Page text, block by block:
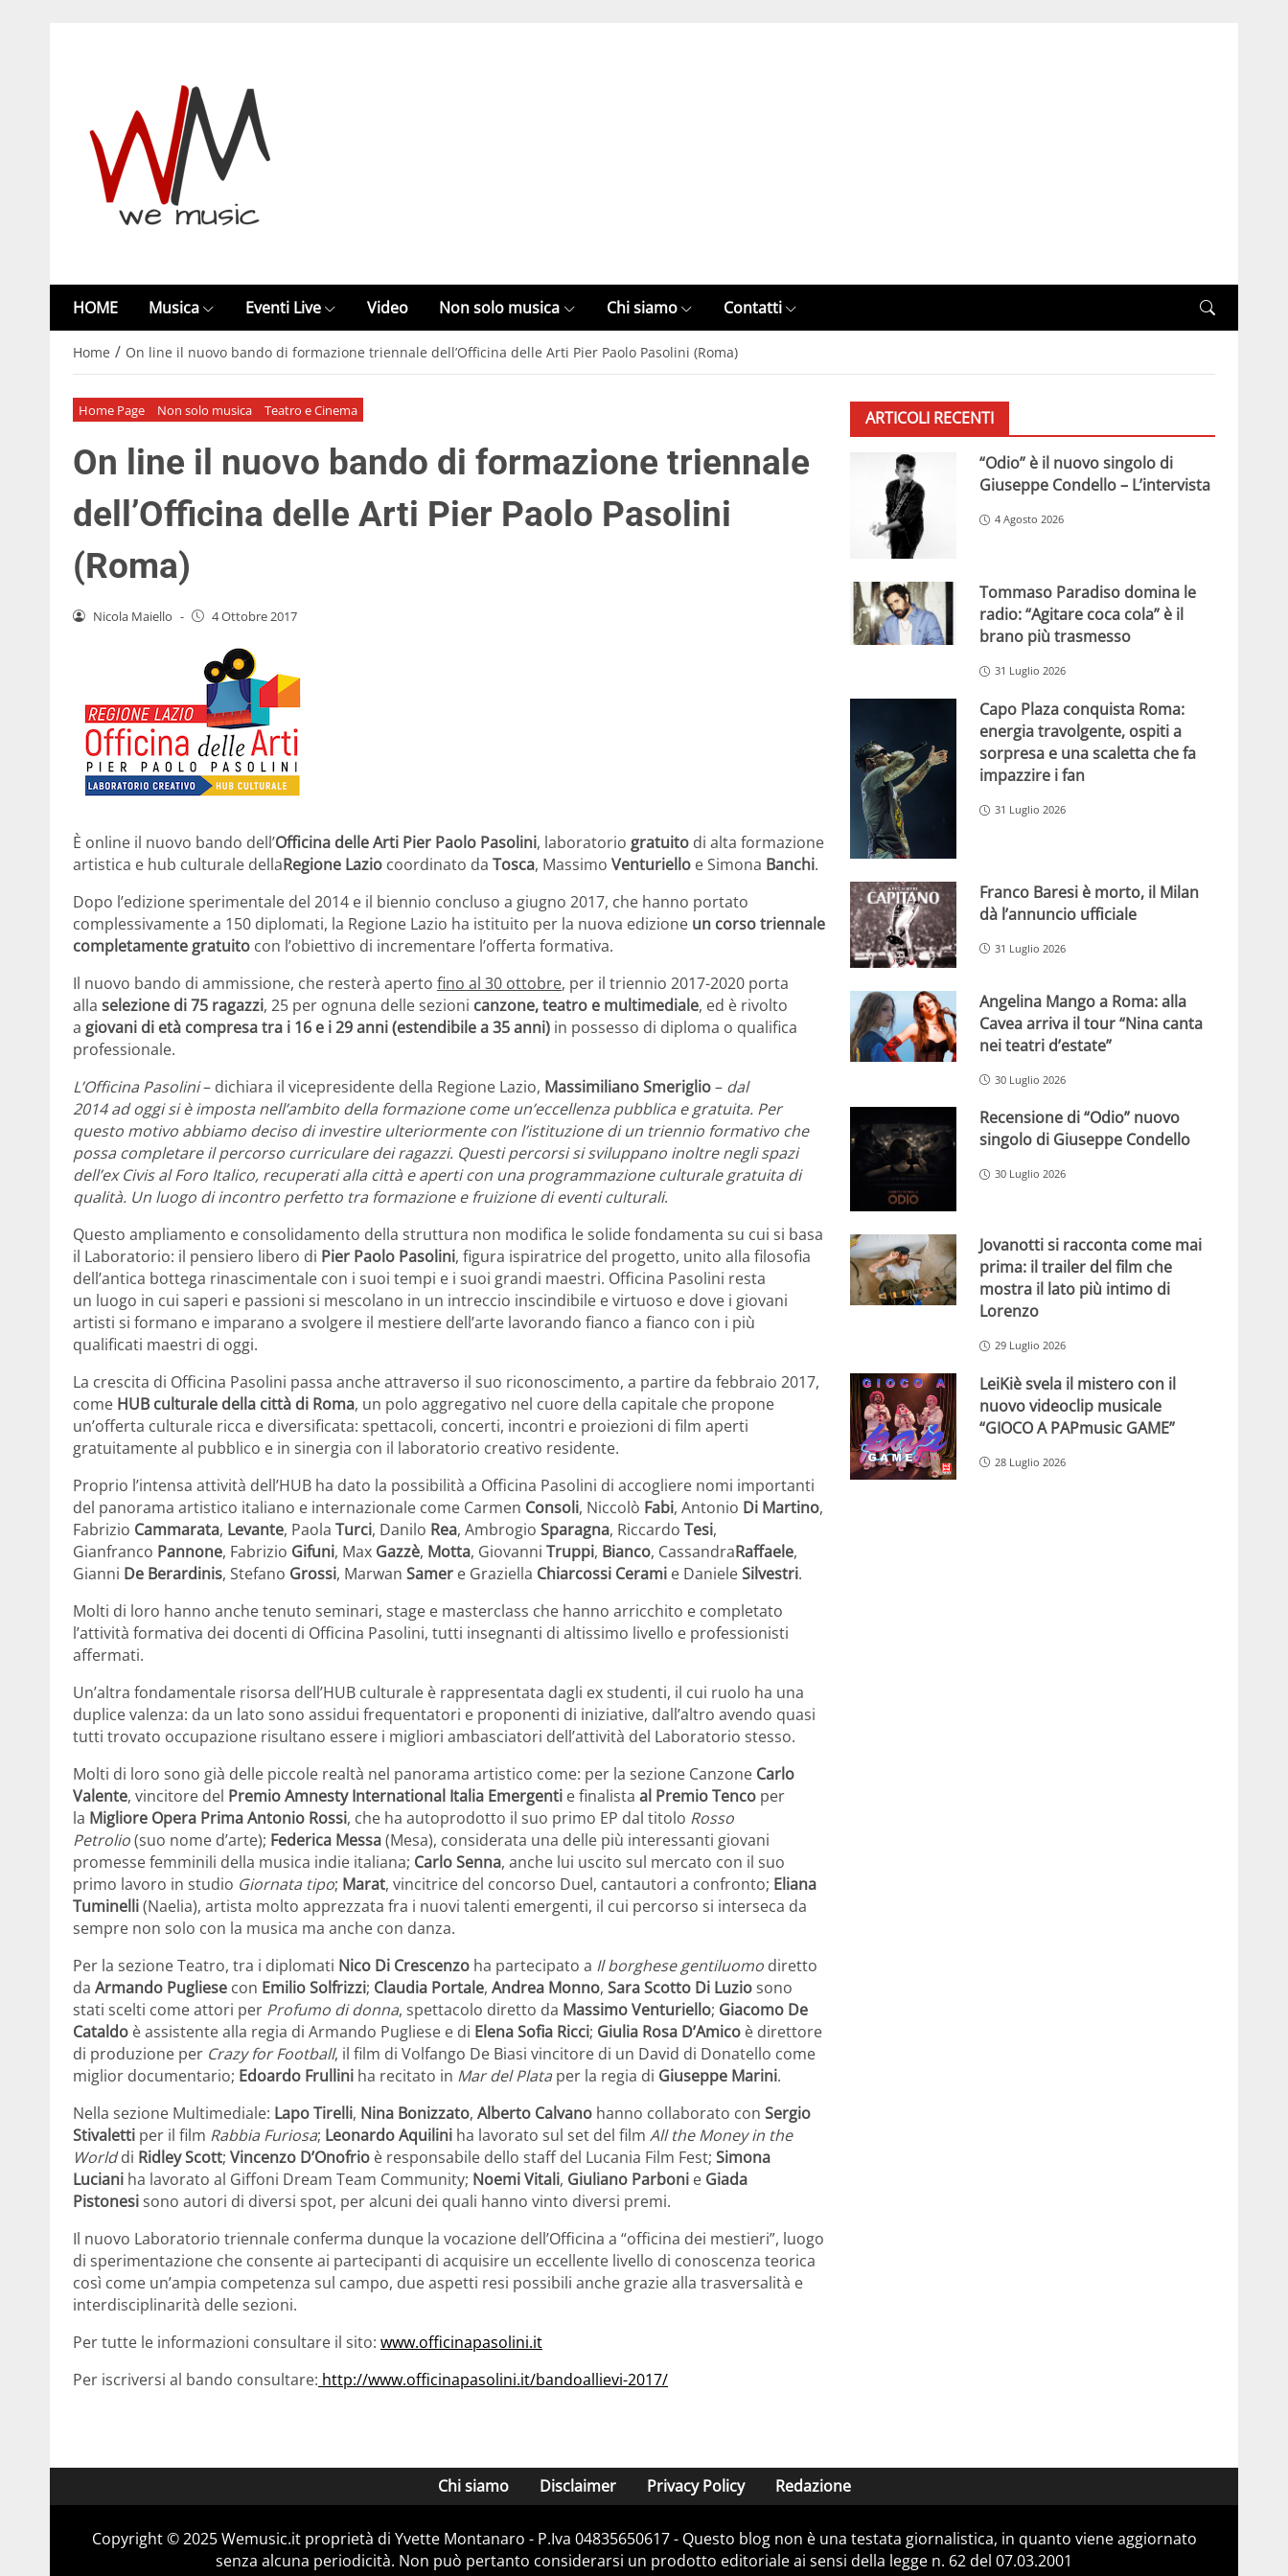
HOME Musica Eventi Live Video Non solo musica Chi siamo Contatti
Home / On line il nuovo bando di formazione triennale dell’Officina delle Arti Pier Paolo Pasolini (Roma)
Home Page Non solo musica Teatro e Cinema
On line il nuovo bando di formazione triennale
dell’Officina delle Arti Pier Paolo Pasolini
(Roma)
Nicola Maiello - 4 Ottobre 2017
È online il nuovo bando dell’Officina delle Arti Pier Paolo Pasolini, laboratorio gratuito di alta formazione
artistica e hub culturale dellaRegione Lazio coordinato da Tosca, Massimo Venturiello e Simona Banchi.
Dopo l’edizione sperimentale del 2014 e il biennio concluso a giugno 2017, che hanno portato
complessivamente a 150 diplomati, la Regione Lazio ha istituito per la nuova edizione un corso triennale
completamente gratuito con l’obiettivo di incrementare l’offerta formativa.
Il nuovo bando di ammissione, che resterà aperto fino al 30 ottobre, per il triennio 2017-2020 porta
alla selezione di 75 ragazzi, 25 per ognuna delle sezioni canzone, teatro e multimediale, ed è rivolto
a giovani di età compresa tra i 16 e i 29 anni (estendibile a 35 anni) in possesso di diploma o qualifica
professionale.
L’Officina Pasolini– dichiara il vicepresidente della Regione Lazio, Massimiliano Smeriglio– dal
2014 ad oggi si è imposta nell’ambito della formazione come un’eccellenza pubblica e gratuita. Per
questo motivo abbiamo deciso di investire ulteriormente con l’istituzione di un triennio formativo che
possa completare il percorso curriculare dei ragazzi. Questi percorsi si sviluppano inoltre negli spazi
dell’ex Civis al Foro Italico, recuperati alla città e aperti con una programmazione culturale gratuita di
qualità. Un luogo di incontro perfetto tra formazione e fruizione di eventi culturali.
Questo ampliamento e consolidamento della struttura non modifica le solide fondamenta su cui si basa
il Laboratorio: il pensiero libero di Pier Paolo Pasolini, figura ispiratrice del progetto, unito alla filosofia
dell’antica bottega rinascimentale con i suoi tempi e i suoi grandi maestri. Officina Pasolini resta
un luogo in cui saperi e passioni si mescolano in un intreccio inscindibile e virtuoso e dove i giovani
artisti si formano e imparano a svolgere il mestiere dell’arte lavorando fianco a fianco con i più
qualificati maestri di oggi.
La crescita di Officina Pasolini passa anche attraverso il suo riconoscimento, a partire da febbraio 2017,
come HUB culturale della città di Roma, un polo aggregativo nel cuore della capitale che propone
un’offerta culturale ricca e diversificata: spettacoli, concerti, incontri e proiezioni di film aperti
gratuitamente al pubblico e in sinergia con il laboratorio creativo residente.
Proprio l’intensa attività dell’HUB ha dato la possibilità a Officina Pasolini di accogliere nomi importanti
del panorama artistico italiano e internazionale come Carmen Consoli, Niccolò Fabi, Antonio Di Martino,
Fabrizio Cammarata, Levante, Paola Turci, Danilo Rea, Ambrogio Sparagna, Riccardo Tesi,
Gianfranco Pannone, Fabrizio Gifuni, Max Gazzè, Motta, Giovanni Truppi, Bianco, CassandraRaffaele,
Gianni De Berardinis, Stefano Grossi, Marwan Samer e Graziella Chiarcossi Cerami e DanieleSilvestri.
Molti di loro hanno anche tenuto seminari, stage e masterclass che hanno arricchito e completato
l’attività formativa dei docenti di Officina Pasolini, tutti insegnanti di altissimo livello e professionisti
affermati.
Un’altra fondamentale risorsa dell’HUB culturale è rappresentata dagli ex studenti, il cui ruolo ha una
duplice valenza: da un lato sono assidui frequentatori e proponenti di iniziative, dall’altro avendo quasi
tutti trovato occupazione risultano essere i migliori ambasciatori dell’attività del Laboratorio stesso.
Molti di loro sono già delle piccole realtà nel panorama artistico come: per la sezione Canzone Carlo
Valente, vincitore del Premio Amnesty International Italia Emergenti e finalista al Premio Tenco per
la Migliore Opera PrimaAntonio Rossi, che ha autoprodotto il suo primo EP dal titolo Rosso
Petrolio(suo nome d’arte); Federica Messa(Mesa), considerata una delle più interessanti giovani
promesse femminili della musica indie italiana; Carlo Senna, anche lui uscito sul mercato con il suo
primo lavoro in studio Giornata tipo; Marat, vincitrice del concorso Duel, cantautori a confronto; Eliana
Tuminelli(Naelia), artista molto apprezzata fra i nuovi talenti emergenti, il cui percorso si interseca da
sempre non solo con la musica ma anche con danza.
Per la sezione Teatro, tra i diplomati Nico Di Crescenzo ha partecipato a Il borghese gentiluomo diretto
da Armando Pugliese con Emilio Solfrizzi; Claudia Portale, Andrea Monno, Sara Scotto Di Luziosono
stati scelti come attori per Profumo di donna, spettacolo diretto da Massimo Venturiello; Giacomo De
Cataldo è assistente alla regia di Armando Pugliese e di Elena Sofia Ricci; Giulia Rosa D’Amico è direttore
di produzione per Crazy for Football, il film di Volfango De Biasi vincitore di un David di Donatello come
miglior documentario; Edoardo Frullini ha recitato in Mar del Plata per la regia di Giuseppe Marini.
Nella sezione Multimediale: Lapo Tirelli, Nina Bonizzato, Alberto Calvano hanno collaborato con Sergio
Stivaletti per il film Rabbia Furiosa; Leonardo Aquilini ha lavorato sul set del film All the Money in the
Worlddi Ridley Scott; Vincenzo D’Onofrio è responsabile dello staff del Lucania Film Fest; Simona
Luciani ha lavorato al Giffoni Dream Team Community; Noemi Vitali, Giuliano Parboni e Giada
Pistonesisono autori di diversi spot, per alcuni dei quali hanno vinto diversi premi.
Il nuovo Laboratorio triennale conferma dunque la vocazione dell’Officina a “officina dei mestieri”, luogo
di sperimentazione che consente ai partecipanti di acquisire un eccellente livello di conoscenza teorica
così come un’ampia competenza sul campo, due aspetti resi possibili anche grazie alla trasversalità e
interdisciplinarità delle sezioni.
Per tutte le informazioni consultare il sito: www.officinapasolini.it
Per iscriversi al bando consultare: http://www.officinapasolini.it/bandoallievi-2017/
ARTICOLI RECENTI
“Odio” è il nuovo singolo di
Giuseppe Condello – L’intervista
4 Agosto 2026
Tommaso Paradiso domina le
radio: “Agitare coca cola” è il
brano più trasmesso
31 Luglio 2026
Capo Plaza conquista Roma:
energia travolgente, ospiti a
sorpresa e una scaletta che fa
impazzire i fan
31 Luglio 2026
Franco Baresi è morto, il Milan
dà l’annuncio ufficiale
31 Luglio 2026
Angelina Mango a Roma: alla
Cavea arriva il tour “Nina canta
nei teatri d’estate”
30 Luglio 2026
Recensione di “Odio” nuovo
singolo di Giuseppe Condello
30 Luglio 2026
Jovanotti si racconta come mai
prima: il trailer del film che
mostra il lato più intimo di
Lorenzo
29 Luglio 2026
LeiKiè svela il mistero con il
nuovo videoclip musicale
“GIOCO A PAPmusic GAME”
28 Luglio 2026
Chi siamo Disclaimer Privacy Policy Redazione
Copyright © 2025 Wemusic.it proprietà di Yvette Montanaro - P.Iva 04835650617 - Questo blog non è una testata giornalistica, in quanto viene aggiornato
senza alcuna periodicità. Non può pertanto considerarsi un prodotto editoriale ai sensi della legge n. 62 del 07.03.2001